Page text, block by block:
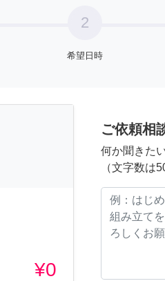
2
希望日時
¥0
ご依頼相
何か聞きた
（文字数は